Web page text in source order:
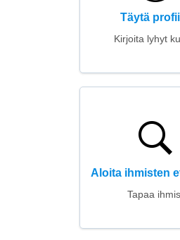
Täytä
Kirjoita lyhyt
Aloita ihmisten
Tapaa